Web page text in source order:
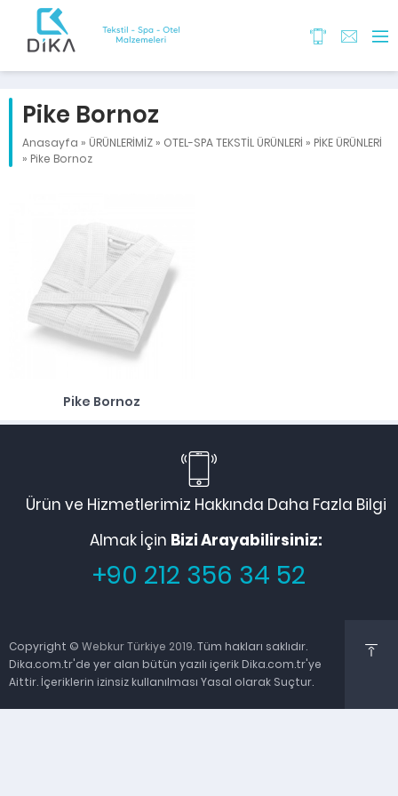
Pike Bornoz
Anasayfa » ÜRÜNLERİMİZ » OTEL-SPA TEKSTİL ÜRÜNLERİ » PİKE ÜRÜNLERİ
» Pike Bornoz
Pike Bornoz
Ürün ve Hizmetlerimiz Hakkında Daha Fazla Bilgi
Almak İçin Bizi Arayabilirsiniz:
+90 212 356 34 52
Copyright © Webkur Türkiye 2019. Tüm hakları saklıdır.
Dika.com.tr'de yer alan bütün yazılı içerik Dika.com.tr'ye
Aittir. İçeriklerin izinsiz kullanılması Yasal olarak Suçtur.